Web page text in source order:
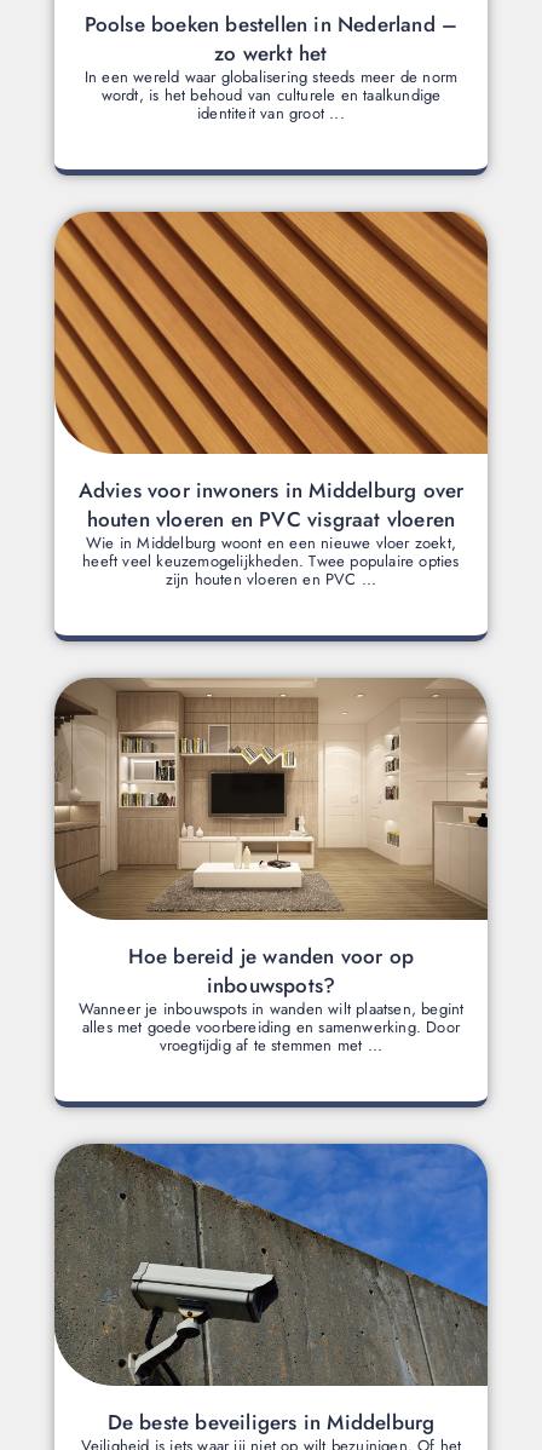
Poolse boeken bestellen in Nederland –
zo werkt het
In een wereld waar globalisering steeds meer de norm
wordt, is het behoud van culturele en taalkundige
identiteit van groot ...
Advies voor inwoners in Middelburg over
houten vloeren en PVC visgraat vloeren
Wie in Middelburg woont en een nieuwe vloer zoekt,
heeft veel keuzemogelijkheden. Twee populaire opties
zijn houten vloeren en PVC ...
Hoe bereid je wanden voor op
inbouwspots?
Wanneer je inbouwspots in wanden wilt plaatsen, begint
alles met goede voorbereiding en samenwerking. Door
vroegtijdig af te stemmen met ...
De beste beveiligers in Middelburg
Veiligheid is iets waar jij niet op wilt bezuinigen. Of het